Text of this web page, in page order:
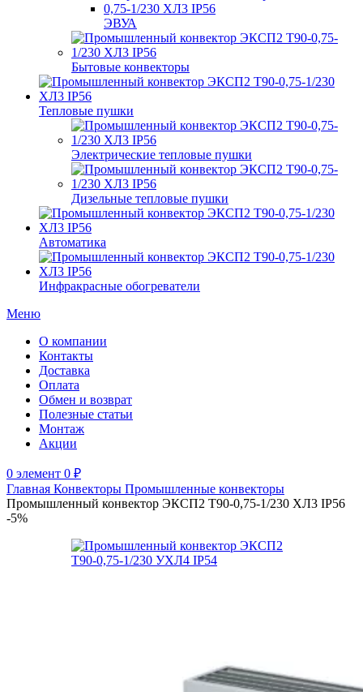
ЭВУА
Бытовые конвекторы
Тепловые пушки
Электрические тепловые пушки
Дизельные тепловые пушки
Автоматика
Инфракрасные обогреватели
Меню
О компании
Контакты
Доставка
Оплата
Обмен и возврат
Полезные статьи
Монтаж
Акции
0 элемент 0 ₽
Главная Конвекторы Промышленные конвекторы
Промышленный конвектор ЭКСП2 Т90-0,75-1/230 ХЛ3 IP56
-5%